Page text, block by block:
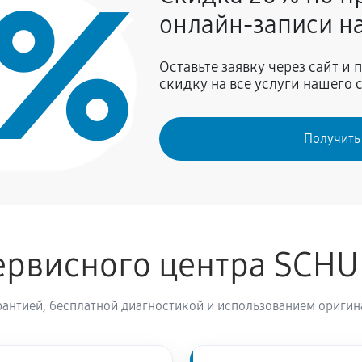
940 руб
MDA1.105FH3L
770 руб
MDA1.105FH3L Flaw
1440 руб
онлайн-записи
Оставьте заявку через сайт
скидку на все услуги нашего
центра
бесплатной диагностикой и использованием